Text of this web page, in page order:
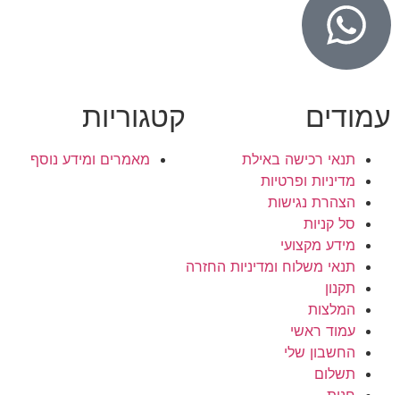
עמודים
תנאי רכישה באילת
מדיניות ופרטיות
הצהרת נגישות
סל קניות
מידע מקצועי
תנאי משלוח ומדיניות החזרה
תקנון
המלצות
עמוד ראשי
החשבון שלי
תשלום
קטגוריות
מאמרים ומידע נוסף